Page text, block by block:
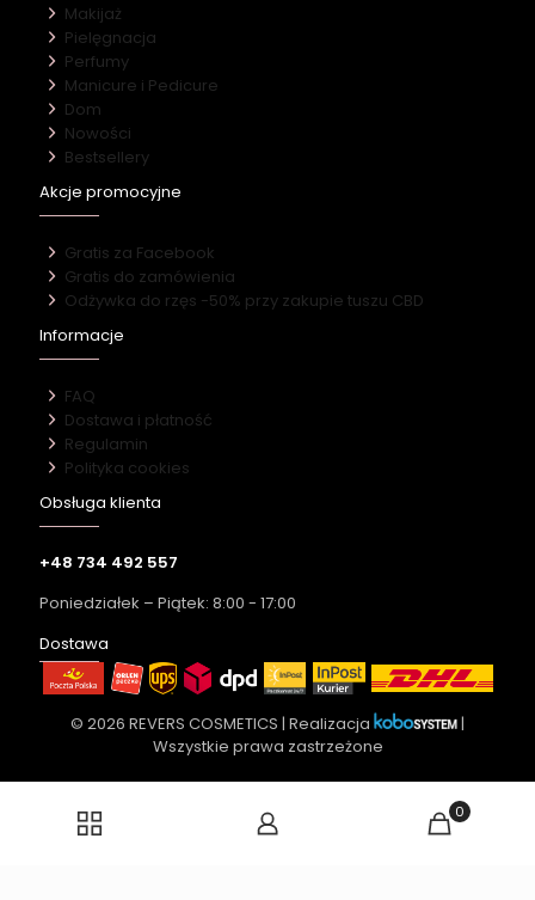
Makijaż
Pielęgnacja
Perfumy
Manicure i Pedicure
Dom
Nowości
Bestsellery
Akcje promocyjne
Gratis za Facebook
Gratis do zamówienia
Odżywka do rzęs -50% przy zakupie tuszu CBD
Informacje
FAQ
Dostawa i płatność
Regulamin
Polityka cookies
Obsługa klienta
+48 734 492 557
Poniedziałek – Piątek: 8:00 - 17:00
Dostawa
© 2026 REVERS COSMETICS | Realizacja
|
Wszystkie prawa zastrzeżone
0